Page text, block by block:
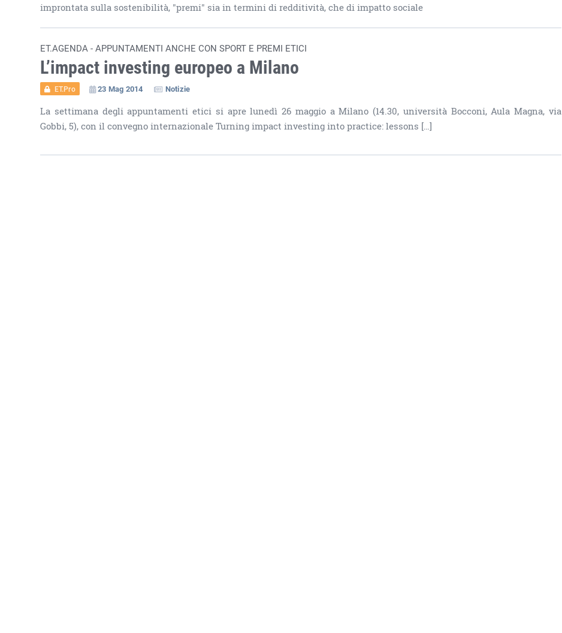
improntata sulla sostenibilità, "premi" sia in termini di redditività, che di impatto sociale
ET.AGENDA - APPUNTAMENTI ANCHE CON SPORT E PREMI ETICI
L’impact investing europeo a Milano
ET.Pro 23 Mag 2014 Notizie
La settimana degli appuntamenti etici si apre lunedì 26 maggio a Milano (14.30, università Bocconi, Aula Magna, via
Gobbi, 5), con il convegno internazionale Turning impact investing into practice: lessons […]